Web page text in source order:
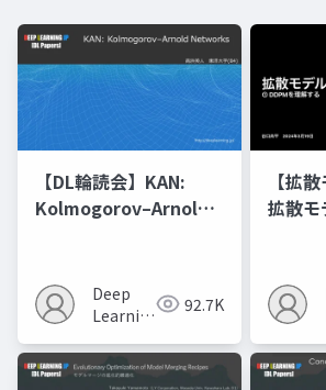
【DL輪読会】KAN:
Kolmogorov–Arnold
Deep
Learning
92.7K
【拡
拡散モ